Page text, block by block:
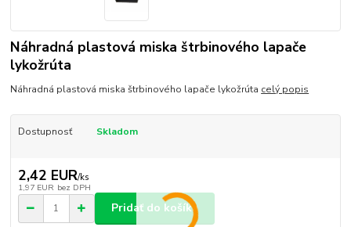
Náhradná plastová miska štrbinového lapače
lykožrúta
Náhradná plastová miska štrbinového lapače lykožrúta celý popis
Dostupnosť Skladom
2,42 EUR/ks
1,97 EUR bez DPH
Pridať do košíka